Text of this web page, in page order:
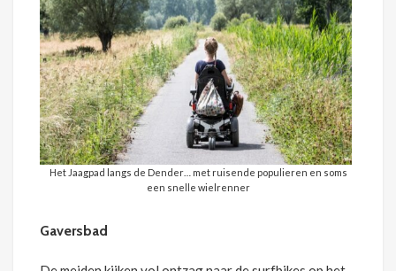
Het Jaagpad langs de Dender… met ruisende populieren en soms
een snelle wielrenner
Gaversbad